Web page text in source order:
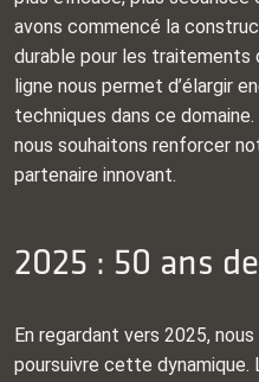
avons commencé la
durable pour les
ligne nous permet d’élargir
techniques dans ce
nous souhaitons renforcer
partenaire innovant.
2025 : 50 ans
En regardant vers 2025,
poursuivre cette dynamique.